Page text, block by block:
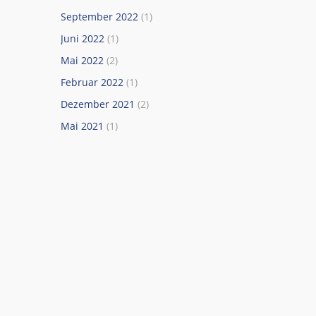
September 2022 (1)
Juni 2022 (1)
Mai 2022 (2)
Februar 2022 (1)
Dezember 2021 (2)
Mai 2021 (1)